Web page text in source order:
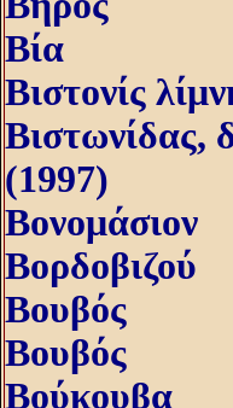
Βία
Βιστονίς
Βιστωνίδας,
(1997)
Βονομάσιον
Βορδοβιζού
Βουβός
Βουβός
Βούκουβα